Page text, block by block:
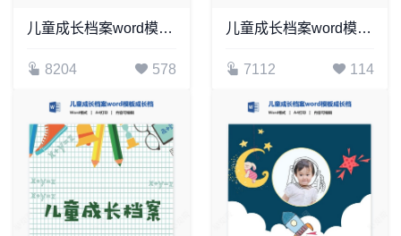
儿童成长档案word模板成长档案学生word成长手册(19)
8204 578
儿童成长档案word模板成长档案学生word成长手册(18)
7112 114